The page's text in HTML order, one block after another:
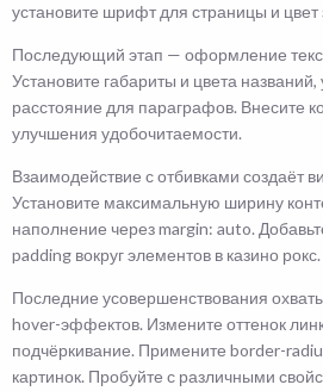
установите шрифт для страницы и цвет
Последующий этап — оформление
Установите габариты и цвета
расстояние для параграфов. Внесите
улучшения удобочитаемости.
Взаимодействие с отбивками создаёт
Установите максимальную ширину
наполнение через margin: auto.
padding вокруг элементов в казино рокс.
Последние усовершенствования
hover-эффектов. Измените оттенок
подчёркивание. Примените border-
картинок. Пробуйте с различными